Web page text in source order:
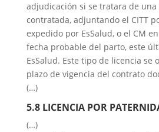
adjudicación si se tratara de una
contratada, adjuntando el CITT
expedido por EsSalud, o el CM
fecha probable del parto, este
EsSalud. Este tipo de licencia se
plazo de vigencia del contrato
(…)
5.8 LICENCIA POR
(…)